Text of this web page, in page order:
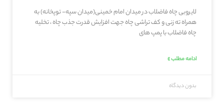
لایروبی چاه فاضلاب در میدان امام خمینی(میدان سپه- توپخانه) به
همراه ته زنی و کف تراشی چاه جهت افزایش قدرت جذب چاه ، تخلیه
چاه فاضلاب با پمپ های
ادامه مطلب »
بدون دیدگاه